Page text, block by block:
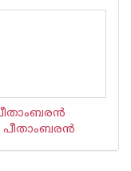
പീതാംബരന്‍